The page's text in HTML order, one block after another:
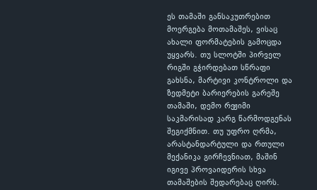
ეს თამაში განსაკუთრებით
მოერგება მოთამაშეს, ვისაც
ახალი ფორმატების გამოცდა
უყვარს. თუ სლოტში პირველ
რიგში გჭირდებათ სწრაფი
გახსნა, მარტივი კონტროლი და
ზედმეტი ბარიერების გარეშე
თამაში, დემო რეჟიმი
საკმარისად კარგ წარმოდგენას
შეგიქმნით. თუ უფრო ღრმა,
არასტანდარტული და რთული
მექანიკა გირჩევნიათ, მაშინ
იგივე პროვაიდერის სხვა
თამაშების შედარებაც ღირს.